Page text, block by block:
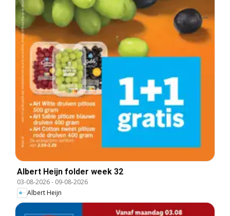
Albert Heijn folder week 32
03-08-2026- 09-08-2026
Albert Heijn